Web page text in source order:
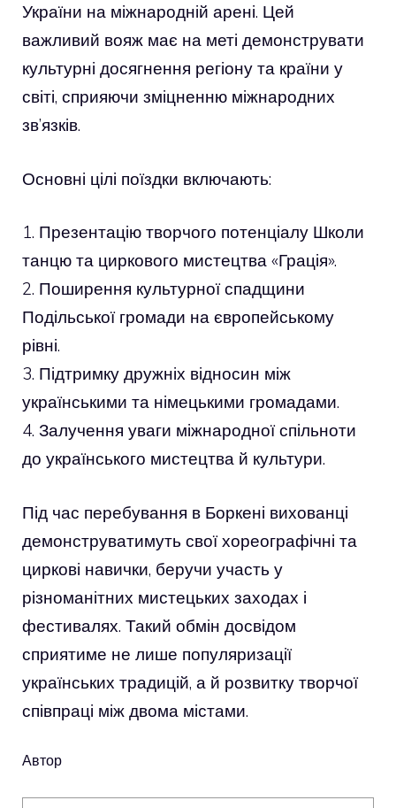
України на міжнародній арені. Цей
важливий вояж має на меті демонструвати
культурні досягнення регіону та країни у
світі, сприяючи зміцненню міжнародних
зв’язків.
Основні цілі поїздки включають:
1. Презентацію творчого потенціалу Школи
танцю та циркового мистецтва «Грація».
2. Поширення культурної спадщини
Подільської громади на європейському
рівні.
3. Підтримку дружніх відносин між
українськими та німецькими громадами.
4. Залучення уваги міжнародної спільноти
до українського мистецтва й культури.
Під час перебування в Боркені вихованці
демонструватимуть свої хореографічні та
циркові навички, беручи участь у
різноманітних мистецьких заходах і
фестивалях. Такий обмін досвідом
сприятиме не лише популяризації
українських традицій, а й розвитку творчої
співпраці між двома містами.
Автор